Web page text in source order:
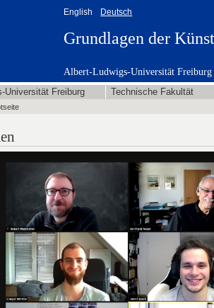
English Deutsch
Grundlagen der
Albert-Ludwigs-Universität Freiburg
Universität Freiburg
Technische Fakultät